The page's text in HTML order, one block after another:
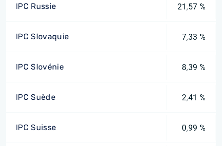
IPC Russie 21,57 %
IPC Slovaquie 7,33 %
IPC Slovénie 8,39 %
IPC Suède 2,41 %
IPC Suisse 0,99 %